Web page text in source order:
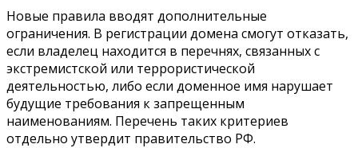
Новые правила вводят дополнительные
ограничения. В регистрации домена смогут отказать,
если владелец находится в перечнях, связанных с
экстремистской или террористической
деятельностью, либо если доменное имя нарушает
будущие требования к запрещенным
наименованиям. Перечень таких критериев
отдельно утвердит правительство РФ.